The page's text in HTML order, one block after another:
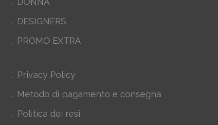
DESIGNERS
PROMO EXTRA
Privacy Policy
Metodo di pagamento e consegna
Politica dei resi